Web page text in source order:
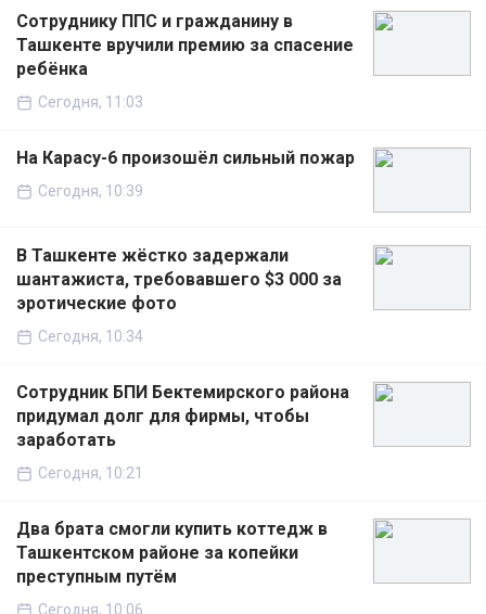
Сотруднику ППС и гражданину в
Ташкенте вручили премию за спасение
ребёнка
Сегодня, 11:03
На Карасу-6 произошёл сильный пожар
Сегодня, 10:39
В Ташкенте жёстко задержали
шантажиста, требовавшего $3 000 за
эротические фото
Сегодня, 10:34
Сотрудник БПИ Бектемирского района
придумал долг для фирмы, чтобы
заработать
Сегодня, 10:21
Два брата смогли купить коттедж в
Ташкентском районе за копейки
преступным путём
Сегодня, 10:06